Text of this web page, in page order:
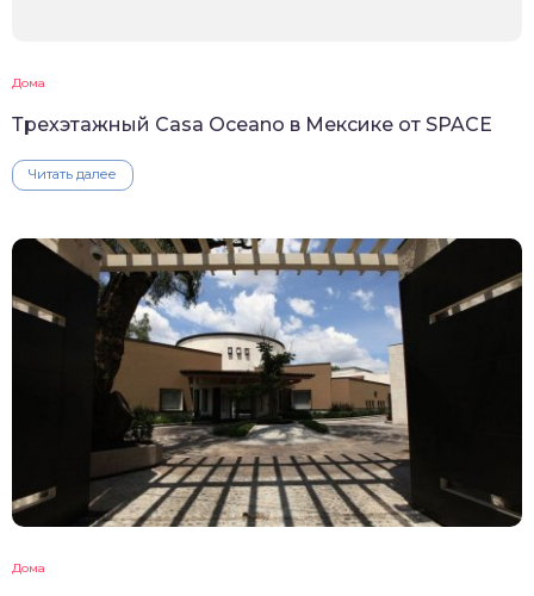
Дома
Трехэтажный Casa Oceano в Мексике от SPACE
Читать далее
Дома